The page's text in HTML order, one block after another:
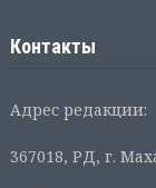
Контакты
Адрес редакции:
367018, РД, г.